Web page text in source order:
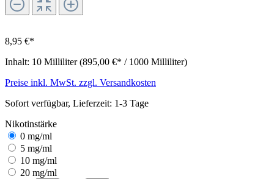
8,95 €*
Inhalt: 10 Milliliter(895,00 €* / 1000 Milliliter)
Preise inkl. MwSt. zzgl. Versandkosten
Sofort verfügbar, Lieferzeit: 1-3 Tage
Nikotinstärke
0 mg/ml
5 mg/ml
10 mg/ml
20 mg/ml